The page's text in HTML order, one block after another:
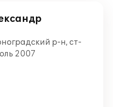
р-н, ст-
2007